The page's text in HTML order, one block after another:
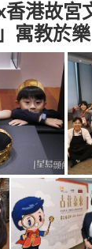
香港故宮
寓教於樂